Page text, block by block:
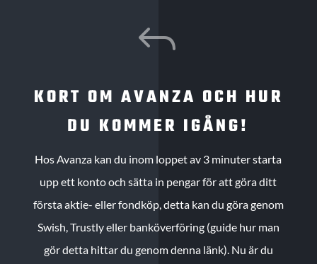
J
KORT OM AVANZA OCH HUR
DU KOMMER IGÅNG!
Hos Avanza kan du inom loppet av 3 minuter starta
upp ett konto och sätta in pengar för att göra ditt
första aktie- eller fondköp, detta kan du göra genom
Swish, Trustly eller banköverföring (guide hur man
gör detta hittar du genom denna länk). Nu är du